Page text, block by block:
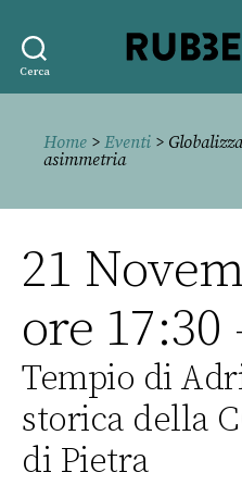
Cerca
Home > Eventi >
asimmetria
21
ore 17:30
Tempio di
storica della
di Pietra